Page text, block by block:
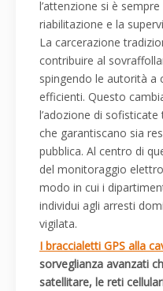
l’attenzione si è
riabilitazione e la
La carcerazione
contribuire al
spingendo le autorità a
efficienti. Questo
l’adozione di
che garantiscano sia
pubblica. Al centro di
del monitoraggio
modo in cui i
individui agli arresti
vigilata.
I braccialetti GPS alla
sorveglianza avanzati
satellitare, le reti